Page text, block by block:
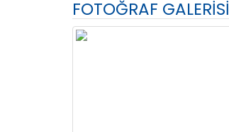
FOTOĞRAF GALERİSİ